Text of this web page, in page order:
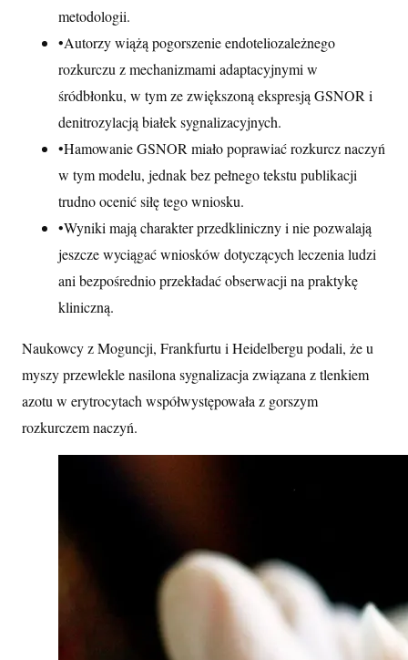
metodologii.
•Autorzy wiążą pogorszenie endoteliozależnego
rozkurczu z mechanizmami adaptacyjnymi w
śródbłonku, w tym ze zwiększoną ekspresją GSNOR i
denitrozylacją białek sygnalizacyjnych.
•Hamowanie GSNOR miało poprawiać rozkurcz naczyń
w tym modelu, jednak bez pełnego tekstu publikacji
trudno ocenić siłę tego wniosku.
•Wyniki mają charakter przedkliniczny i nie pozwalają
jeszcze wyciągać wniosków dotyczących leczenia ludzi
ani bezpośrednio przekładać obserwacji na praktykę
kliniczną.
Naukowcy z Moguncji, Frankfurtu i Heidelbergu podali, że u
myszy przewlekle nasilona sygnalizacja związana z tlenkiem
azotu w erytrocytach współwystępowała z gorszym
rozkurczem naczyń.